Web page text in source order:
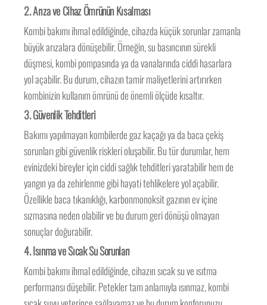
2.Arıza ve Cihaz Ömrünün Kısalması
Kombi bakımı ihmal edildiğinde, cihazda küçük sorunlar zamanla
büyük arızalara dönüşebilir. Örneğin, su basıncının sürekli
düşmesi, kombi pompasında ya da vanalarında ciddi hasarlara
yol açabilir. Bu durum, cihazın tamir maliyetlerini artırırken
kombinizin kullanım ömrünü de önemli ölçüde kısaltır.
3.Güvenlik Tehditleri
Bakımı yapılmayan kombilerde gaz kaçağı ya da baca çekiş
sorunları gibi güvenlik riskleri oluşabilir. Bu tür durumlar, hem
evinizdeki bireyler için ciddi sağlık tehditleri yaratabilir hem de
yangın ya da zehirlenme gibi hayati tehlikelere yol açabilir.
Özellikle baca tıkanıklığı, karbonmonoksit gazının ev içine
sızmasına neden olabilir ve bu durum geri dönüşü olmayan
sonuçlar doğurabilir.
4.Isınma ve Sıcak Su Sorunları
Kombi bakımı ihmal edildiğinde, cihazın sıcak su ve ısıtma
performansı düşebilir. Petekler tam anlamıyla ısınmaz, kombi